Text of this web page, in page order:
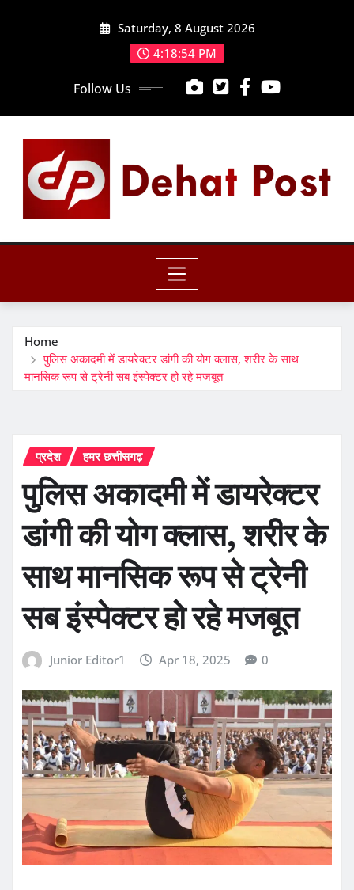
Saturday, 8 August 2026
4:18:56 PM
Follow Us
Home
पुलिस अकादमी में डायरेक्टर डांगी की योग क्लास, शरीर के साथ
मानसिक रूप से ट्रेनी सब इंस्पेक्टर हो रहे मजबूत
प्रदेश हमर छत्तीसगढ़
पुलिस अकादमी में डायरेक्टर
डांगी की योग क्लास, शरीर के
साथ मानसिक रूप से ट्रेनी
सब इंस्पेक्टर हो रहे मजबूत
Junior Editor1 Apr 18, 2025 0